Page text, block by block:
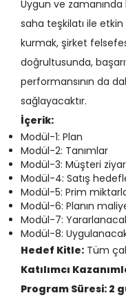
Uygun ve
saha teşkilatı ile etkin
kurmak, şirket
doğrultusunda,
performansının da
sağlayacaktır.
İçerik:
Modül-1: Plan
Modül-2: Tanımlar
Modül-3: Müşteri
Modül-4: Satış
Modül-5: Prim
Modül-6: Planın
Modül-7:
Modül-8:
Hedef Kitle: Tüm
Katılımcı
Program Süresi: 2